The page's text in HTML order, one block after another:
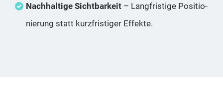
Nach­hal­ti­ge Sicht­bar­keit – Lang­fris­ti­ge Posi­tio­
nie­rung statt kurz­fris­ti­ger Effekte.